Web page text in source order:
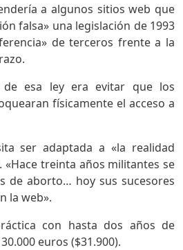
a algunos sitios web que
falsa» una legislación de 1993
de terceros frente a la
de esa ley era evitar que los
físicamente el acceso a
ser adaptada a «la realidad
«Hace treinta años militantes se
de aborto… hoy sus sucesores
la web».
con hasta dos años de
euros ($31.900).